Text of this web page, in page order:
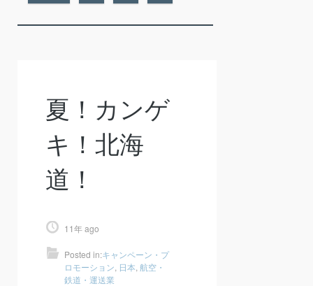
夏！カンゲ
キ！北海
道！
11年 ago
Posted in:キャンペーン・プ
ロモーション 日本 航空・
鉄道・運送業